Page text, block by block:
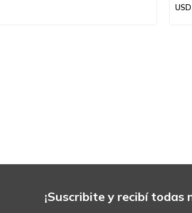
USD
¡Suscribite y recibí todas